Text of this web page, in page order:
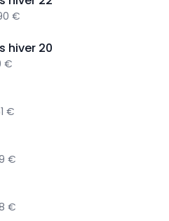
€
hiver 20
€
€
€
€